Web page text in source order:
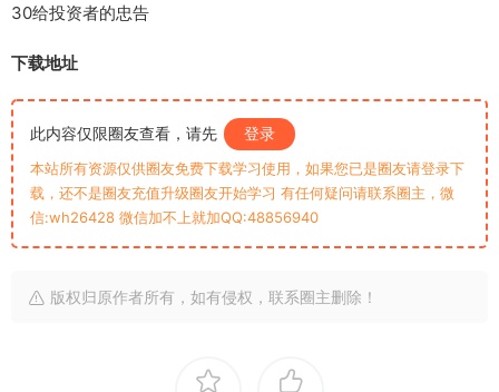
30给投资者的忠告
下载地址
此内容仅限圈友查看，请先 登录
本站所有资源仅供圈友免费下载学习使用，如果您已是圈友请登录下
载，还不是圈友充值升级圈友开始学习 有任何疑问请联系圈主，微
信:wh26428 微信加不上就加QQ:48856940
版权归原作者所有，如有侵权，联系圈主删除！